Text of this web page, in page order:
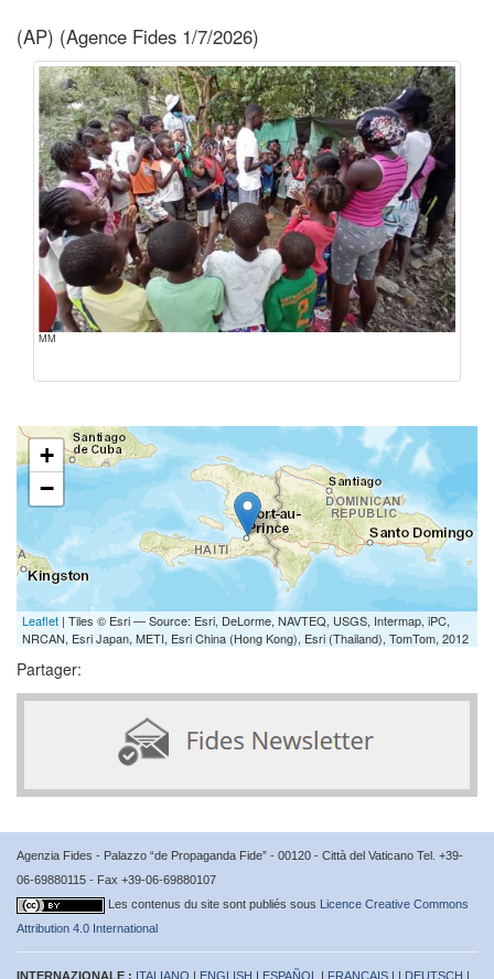
(AP) (Agence Fides 1/7/2026)
MM
+
−
Leaflet | Tiles © Esri — Source: Esri, DeLorme, NAVTEQ, USGS, Intermap, iPC,
NRCAN, Esri Japan, METI, Esri China (Hong Kong), Esri (Thailand), TomTom, 2012
Partager:
Agenzia Fides - Palazzo “de Propaganda Fide” - 00120 - Città del Vaticano Tel. +39-
06-69880115 - Fax +39-06-69880107
Les contenus du site sont publiés sous
Licence Creative Commons
Attribution 4.0 International
INTERNAZIONALE : ITALIANO ENGLISH ESPAÑOL FRANÇAIS DEUTSCH